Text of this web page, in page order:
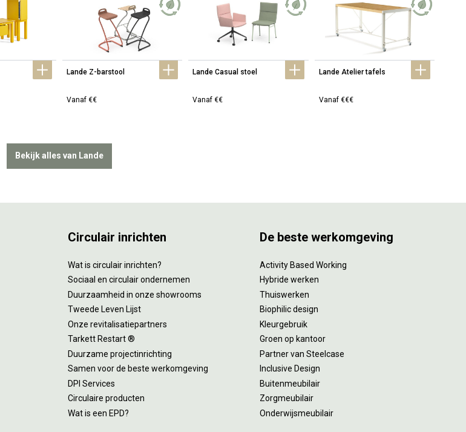
Lande Z-barstool
Vanaf €€
Lande Casual stoel
Vanaf €€
Lande Atelier tafels
Vanaf €€€
Bekijk alles van Lande
Circulair inrichten
Wat is circulair inrichten?
Sociaal en circulair ondernemen
Duurzaamheid in onze showrooms
Tweede Leven Lijst
Onze revitalisatiepartners
Tarkett Restart ®
Duurzame projectinrichting
Samen voor de beste werkomgeving
DPI Services
Circulaire producten
Wat is een EPD?
De beste werkomgeving
Activity Based Working
Hybride werken
Thuiswerken
Biophilic design
Kleurgebruik
Groen op kantoor
Partner van Steelcase
Inclusive Design
Buitenmeubilair
Zorgmeubilair
Onderwijsmeubilair